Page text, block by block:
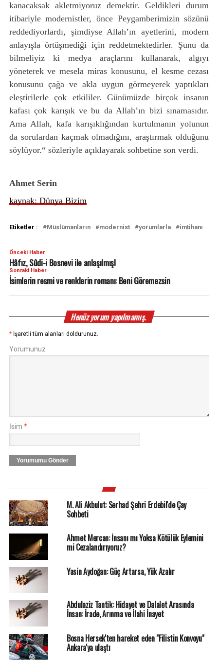
kanacaksak akletmiyoruz demektir. Geldikleri durum
itibariyle modernistler, önce Peygamberimizin sözünü
reddediyorlardı, şimdiyse Allah’ın ayetlerini, modern
anlayışla örtüşmediği için reddetmektedirler. Şunu da
bilmeliyiz ki medya araçlarını kullanarak, algıyı
yöneterek ve mesela miras konusunu, el kesme cezası
konusunu çağa ve akla uygun görmeyerek yaptıkları
eleştirilerle çok etkililer. Günümüzde birçok insanın
kafası çok karışık ve bu da Allah’ın bizi sınamasıdır.
Ama Allah, kafa karışıklığından kurtulmanın yolunun
da sorulardan kaçmak olmadığını, araştırmak olduğunu
söylüyor.“ sözleriyle açıklayarak sohbetine son verdi.
Ahmet Serin
kaynak: Dünya Bizim
Etiketler : Müslümanların modernist yorumlarla imtihanı
Önceki Haber
Hâfız, Sûdi-i Bosnevi ile anlaşılmış!
Sonraki Haber
İsimlerin resmi ve renklerin romanı: Beni Göremezsin
Henüz yorum yapılmamış.
* İşaretli tüm alanları doldurunuz.
Yorumunuz
İsim *
Yorumumu Gönder
M. Ali Akbulut: Serhad Şehri Erdebil'de Çay
Sohbeti
Ahmet Mercan: İnsanı mı Yoksa Kötülük Eylemini
mi Cezalandırıyoruz?
Yasin Aydoğan: Güç Artarsa, Yük Azalır
Abdulaziz Tantik: Hidayet ve Dalalet Arasında
İnsan: İrade, Arınma ve İlahi İnayet
Bosna Hersek'ten hareket eden "Filistin Konvoyu"
Ankara'ya ulaştı